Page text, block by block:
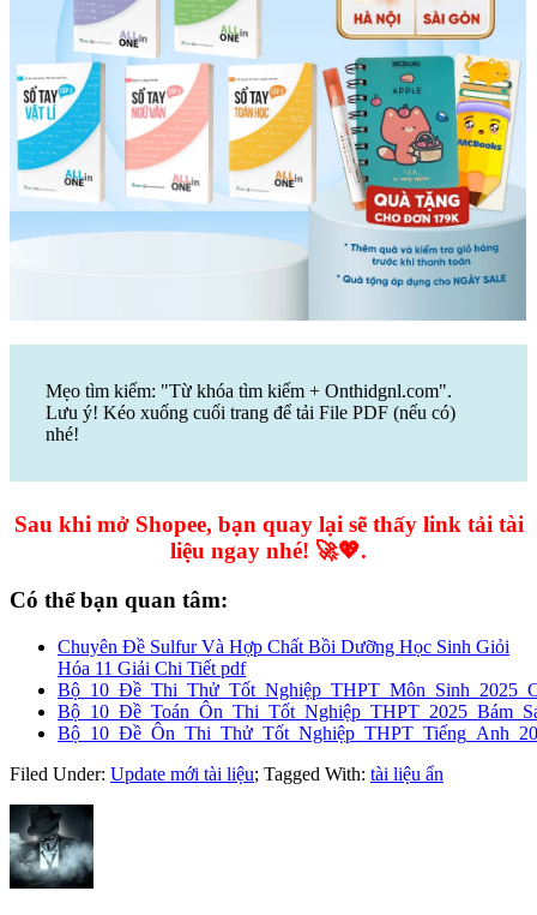
Mẹo tìm kiếm: "Từ khóa tìm kiếm + Onthidgnl.com".
Lưu ý! Kéo xuống cuối trang để tải File PDF (nếu có)
nhé!
Sau khi mở Shopee, bạn quay lại sẽ thấy link tải tài
liệu ngay nhé! 🚀💖.
Có thể bạn quan tâm:
Chuyên Đề Sulfur Và Hợp Chất Bồi Dưỡng Học Sinh Giỏi
Hóa 11 Giải Chi Tiết pdf
Filed Under: Update mới tài liệu; Tagged With: tài liệu ẩn